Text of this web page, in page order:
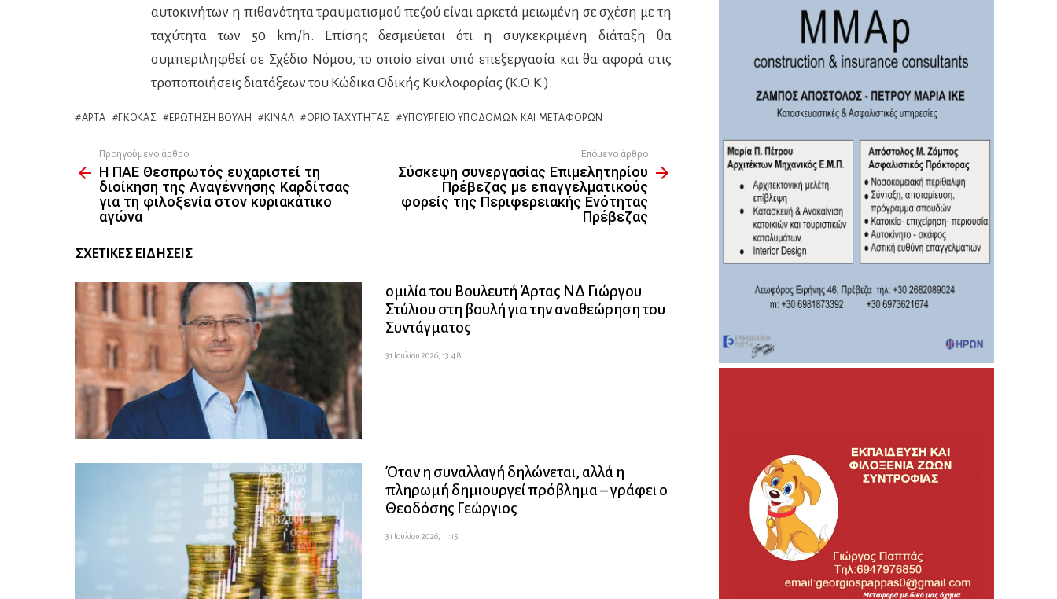
αυτοκινήτων η πιθανότητα τραυματισμού πεζού είναι αρκετά μειωμένη σε σχέση με τη
ταχύτητα των 50 km/h. Επίσης δεσμεύεται ότι η συγκεκριμένη διάταξη θα
συμπεριληφθεί σε Σχέδιο Νόμου, το οποίο είναι υπό επεξεργασία και θα αφορά στις
τροποποιήσεις διατάξεων του Κώδικα Οδικής Κυκλοφορίας (Κ.Ο.Κ.).
ΆΡΤΑ ΓΚΌΚΑΣ ΕΡΏΤΗΣΗ ΒΟΥΛΉ ΚΙΝΑΛ ΌΡΙΟ ΤΑΧΎΤΗΤΑΣ ΥΠΟΥΡΓΕΊΟ ΥΠΟΔΟΜΏΝ ΚΑΙ ΜΕΤΑΦΟΡΏΝ
more
Προηγούμενο άρθρο
Η ΠΑΕ Θεσπρωτός ευχαριστεί τη
διοίκηση της Αναγέννησης Καρδίτσας
για τη φιλοξενία στον κυριακάτικο
αγώνα
Επόμενο άρθρο
Σύσκεψη συνεργασίας Επιμελητηρίου
Πρέβεζας με επαγγελματικούς
φορείς της Περιφερειακής Ενότητας
Πρέβεζας
ΣΧΕΤΙΚΈΣ ΕΙΔΉΣΕΙΣ
ομιλία του Βουλευτή Άρτας ΝΔ Γιώργου
Στύλιου στη βουλή για την αναθεώρηση του
Συντάγματος
31 Ιουλίου 2026, 13:48
Όταν η συναλλαγή δηλώνεται, αλλά η
πληρωμή δημιουργεί πρόβλημα – γράφει ο
Θεοδόσης Γεώργιος
31 Ιουλίου 2026, 11:15